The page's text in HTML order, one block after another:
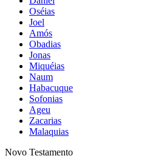
Oséias
Joel
Amós
Obadias
Jonas
Miquéias
Naum
Habacuque
Sofonias
Ageu
Zacarias
Malaquias
Novo Testamento